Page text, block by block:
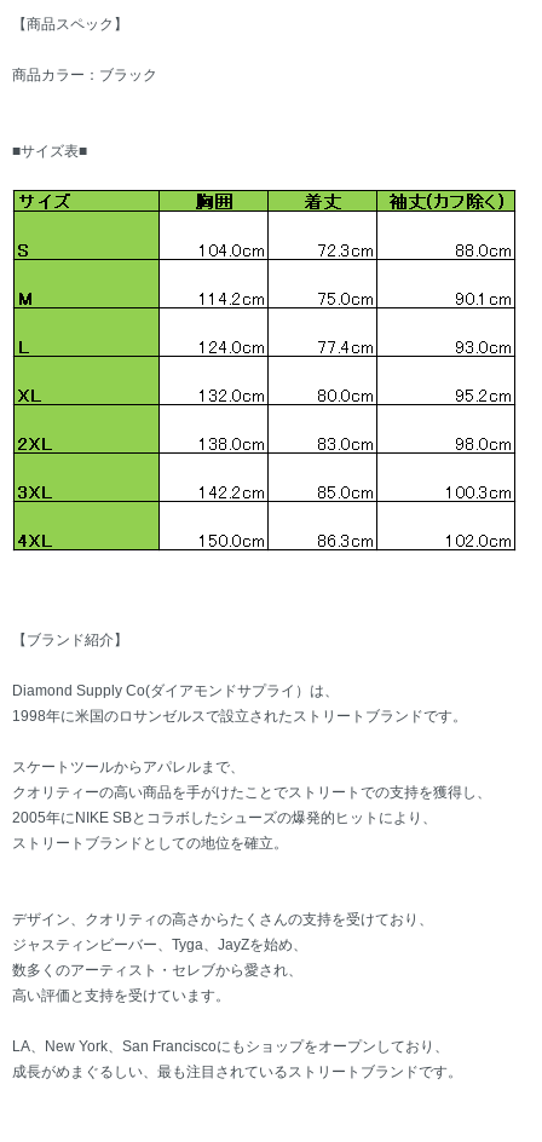
【商品スペック】
商品カラー：ブラック
■サイズ表■
【ブランド紹介】
Diamond Supply Co(ダイアモンドサプライ）は、
1998年に米国のロサンゼルスで設立されたストリートブランドです。
スケートツールからアパレルまで、
クオリティーの高い商品を手がけたことでストリートでの支持を獲得し、
2005年にNIKE SBとコラボしたシューズの爆発的ヒットにより、
ストリートブランドとしての地位を確立。
デザイン、クオリティの高さからたくさんの支持を受けており、
ジャスティンビーバー、Tyga、JayZを始め、
数多くのアーティスト・セレブから愛され、
高い評価と支持を受けています。
LA、New York、San Franciscoにもショップをオープンしており、
成長がめまぐるしい、最も注目されているストリートブランドです。